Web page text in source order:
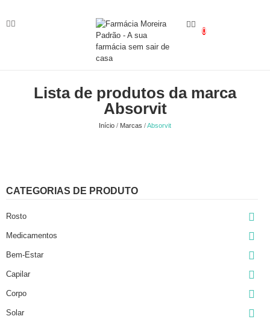
0
Lista de produtos da marca
Absorvit
Início Marcas Absorvit
CATEGORIAS DE PRODUTO
Rosto 
Medicamentos 
Bem-Estar 
Capilar 
Corpo 
Solar 